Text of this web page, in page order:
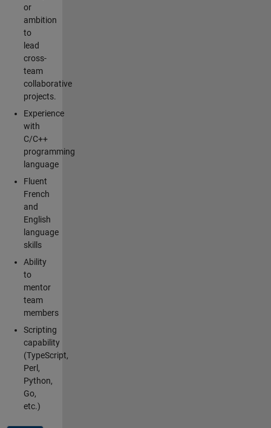
or
ambition
to
lead
cross-
team
collaborative
projects.
Experience
with
C/C++
programming
language
Fluent
French
and
English
language
skills
Ability
to
mentor
team
members
Scripting
capability
(TypeScript,
Perl,
Python,
Go,
etc.)